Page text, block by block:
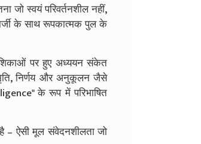
जो स्वयं परिवर्तनशील नहीं,
के साथ रूपकात्मक पुल के
पर हुए अध्ययन संकेत
निर्णय और अनुकूलन जैसे
के रूप में परिभाषित
– ऐसी मूल संवेदनशीलता जो